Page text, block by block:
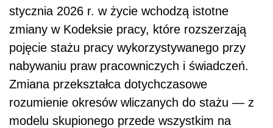
stycznia 2026 r. w życie wchodzą istotne
zmiany w Kodeksie pracy, które rozszerzają
pojęcie stażu pracy wykorzystywanego przy
nabywaniu praw pracowniczych i świadczeń.
Zmiana przekształca dotychczasowe
rozumienie okresów wliczanych do stażu — z
modelu skupionego przede wszystkim na